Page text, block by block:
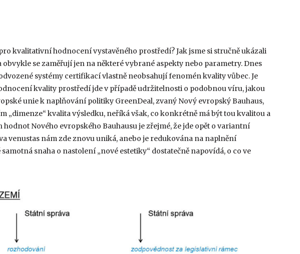
kvalitativní hodnocení vystavěného prostředí? Jak jsme si stručně ukázali
se zaměřují jen na některé vybrané aspekty nebo parametry. Dnes
systémy certifikací vlastně neobsahují fenomén kvality vůbec. Je
kvality prostředí jde v případě udržitelnosti o podobnou víru, jakou
unie k naplňování politiky GreenDeal, zvaný Nový evropský Bauhaus,
„dimenze“ kvalita výsledku, neříká však, co konkrétně má být tou kvalitou a
Nového evropského Bauhausu je zřejmé, že jde opět o variantní
venustas nám zde znovu uniká, anebo je redukována na naplnění
snaha o nastolení „nové estetiky“ dostatečně napovídá, o co ve